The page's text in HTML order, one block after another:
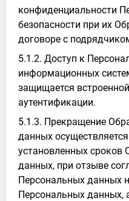
конфиденциальности
безопасности при их
договоре с
5.1.2. Доступ к
информационных
защищается
аутентификации.
5.1.3. Прекращение
данных
установленных сроков
данных, при отзыве
Персональных данных
Персональных данных,